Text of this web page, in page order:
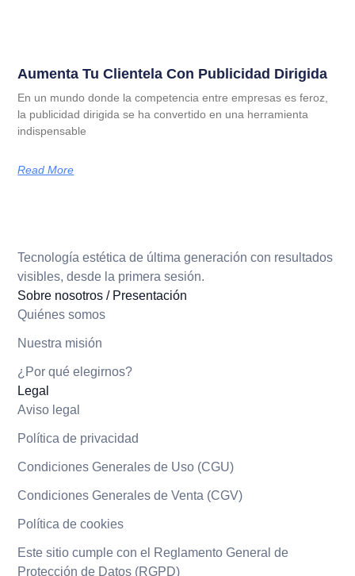
Aumenta Tu Clientela Con Publicidad Dirigida
En un mundo donde la competencia entre empresas es feroz,
la publicidad dirigida se ha convertido en una herramienta
indispensable
Read More
Tecnología estética de última generación con resultados
visibles, desde la primera sesión.
Sobre nosotros / Presentación
Quiénes somos
Nuestra misión
¿Por qué elegirnos?
Legal
Aviso legal
Política de privacidad
Condiciones Generales de Uso (CGU)
Condiciones Generales de Venta (CGV)
Política de cookies
Este sitio cumple con el Reglamento General de
Protección de Datos (RGPD)